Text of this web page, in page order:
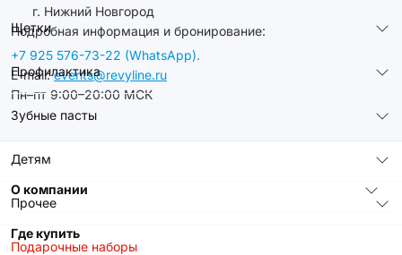
Щетки
Профилактика
Зубные пасты
Детям
Прочее
Подарочные наборы
г. Нижний Новгород
Подробная информация и бронирование:
+7 925 576-73-22 (WhatsApp).
E-mail: events@revyline.ru
Пн–пт 9:00–20:00 МСК
О компании
Где купить